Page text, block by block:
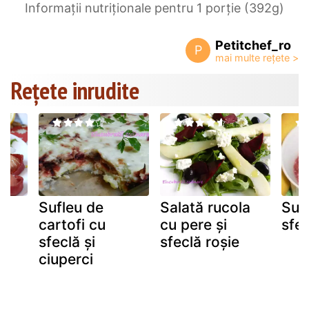
Informații nutriționale pentru 1 porție (392g)
P Petitchef_ro
Rețete inrudite
Sufleu de
cartofi cu
sfeclă și
ciuperci
Salată rucola
cu pere și
sfeclă roșie